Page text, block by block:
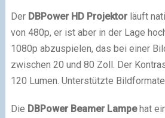
Der DBPower HD Projektorläuft
von 480p, er ist aber in der Lage
1080p abzuspielen, das bei einer
zwischen 20 und 80 Zoll. Der
120 Lumen. Unterstützte
Die DBPower Beamer Lampehat